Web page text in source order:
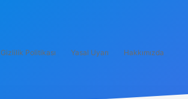
Gizlilik Politikası Yasal Uyarı Hakkımızda